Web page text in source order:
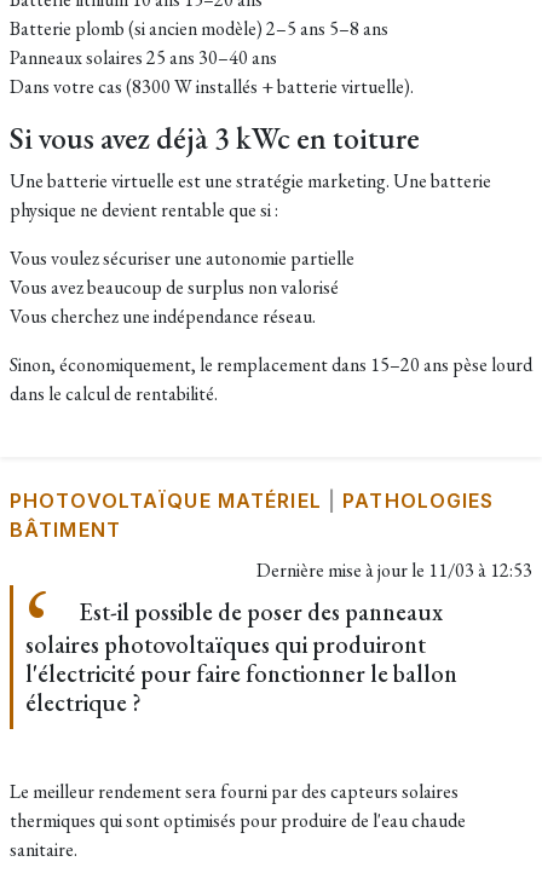
Batterie plomb (si ancien modèle) 2–5 ans 5–8 ans
Panneaux solaires 25 ans 30–40 ans
Dans votre cas (8300 W installés + batterie virtuelle).
Si vous avez déjà 3 kWc en toiture
Une batterie virtuelle est une stratégie marketing. Une batterie
physique ne devient rentable que si :
Vous voulez sécuriser une autonomie partielle
Vous avez beaucoup de surplus non valorisé
Vous cherchez une indépendance réseau.
Sinon, économiquement, le remplacement dans 15–20 ans pèse lourd
dans le calcul de rentabilité.
PHOTOVOLTAÏQUE MATÉRIEL
PATHOLOGIES
BÂTIMENT
Dernière mise à jour le 11/03 à 12:53
Est-il possible de poser des panneaux
solaires photovoltaïques qui produiront
l'électricité pour faire fonctionner le ballon
électrique ?
Le meilleur rendement sera fourni par des capteurs solaires
thermiques qui sont optimisés pour produire de l'eau chaude
sanitaire.